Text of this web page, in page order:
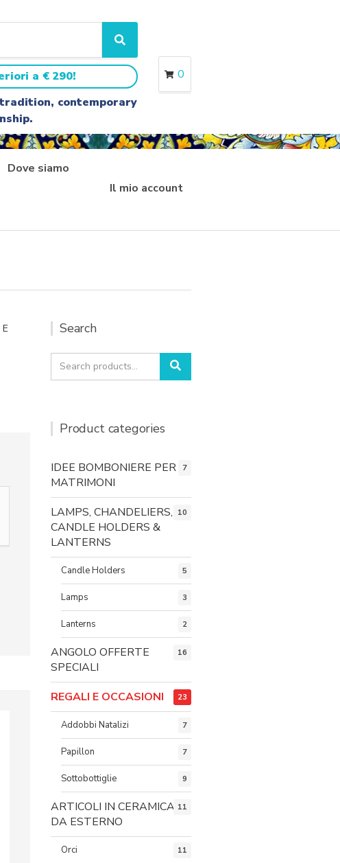
S
e
a
r
c
h
a € 290!
contemporary
0
Dove siamo
Il mio account
Search
Search
for:
Search
Product categories
IDEE BOMBONIERE PER
MATRIMONI
7
LAMPS, CHANDELIERS,
CANDLE HOLDERS &
LANTERNS
10
Candle Holders 5
Lamps 3
Lanterns 2
ANGOLO OFFERTE
SPECIALI
16
REGALI E OCCASIONI 23
Addobbi Natalizi 7
Papillon 7
Sottobottiglie 9
ARTICOLI IN CERAMICA
DA ESTERNO
11
Orci 11